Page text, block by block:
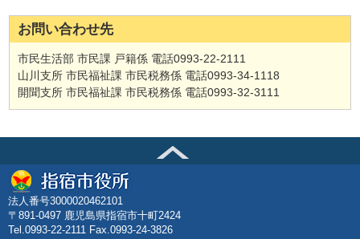
お問い合わせ先
市民生活部 市民課 戸籍係 電話0993-22-2111
山川支所 市民福祉課 市民税務係 電話0993-34-1118
開聞支所 市民福祉課 市民税務係 電話0993-32-3111
法人番号3000020462101
〒891-0497 鹿児島県指宿市十町2424
Tel.0993-22-2111 Fax.0993-24-3826